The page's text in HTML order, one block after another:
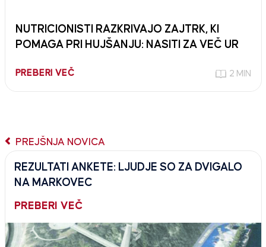
NUTRICIONISTI RAZKRIVAJO ZAJTRK, KI
POMAGA PRI HUJŠANJU: NASITI ZA VEČ UR
PREBERI VEČ 2 MIN
PREJŠNJA NOVICA
REZULTATI ANKETE: LJUDJE SO ZA DVIGALO
NA MARKOVEC
PREBERI VEČ